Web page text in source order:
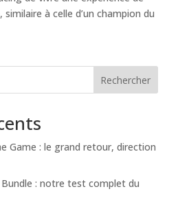
à celle d’un champion du
Rechercher
Game : le grand retour, direction
Bundle : notre test complet du